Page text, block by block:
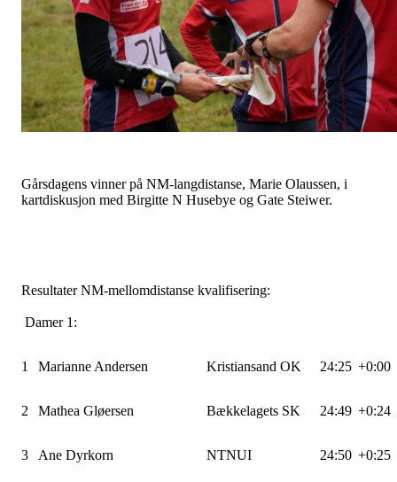
Gårsdagens vinner på NM-langdistanse, Marie Olaussen, i
kartdiskusjon med Birgitte N Husebye og Gate Steiwer.
Resultater NM-mellomdistanse kvalifisering:
Damer 1:
1 Marianne Andersen Kristiansand OK 24:25 +0:00
2 Mathea Gløersen Bækkelagets SK 24:49 +0:24
3 Ane Dyrkorn NTNUI 24:50 +0:25